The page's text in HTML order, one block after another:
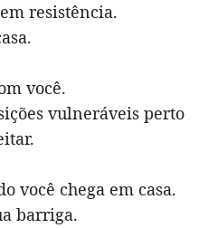
resistência.
você.
vulneráveis perto
você chega em casa.
barriga.